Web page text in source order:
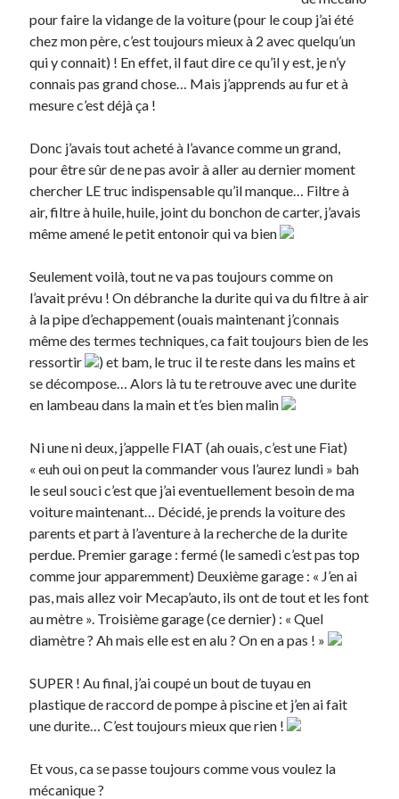
Derniers articles
Proxae ou comment prouver que vous aviez cette idée avant tout le
monde
La Mesa Ya! ou comment trouver un bon restaurant sur la Costa Blanca
protonURL ou comment partager des mots de passe ou informations
confidentielles de façon sécurisée ?
Corriger l’erreur « ‘ps_tablename’ doesn’t exist » sur PrestaShop avec
Suivez-moi :)
pour faire la vidange de la voiture (pour le coup j’ai été
chez mon père, c’est toujours mieux à 2 avec quelqu’un
qui y connait) ! En effet, il faut dire ce qu’il y est, je n’y
connais pas grand chose… Mais j’apprends au fur et à
mesure c’est déjà ça !
Donc j’avais tout acheté à l’avance comme un grand,
pour être sûr de ne pas avoir à aller au dernier moment
chercher LE truc indispensable qu’il manque… Filtre à
air, filtre à huile, huile, joint du bonchon de carter, j’avais
même amené le petit entonoir qui va bien
Seulement voilà, tout ne va pas toujours comme on
l’avait prévu ! On débranche la durite qui va du filtre à air
à la pipe d’echappement (ouais maintenant j’connais
même des termes techniques, ca fait toujours bien de les
ressortir
) et bam, le truc il te reste dans les mains et
se décompose… Alors là tu te retrouve avec une durite
en lambeau dans la main et t’es bien malin
Ni une ni deux, j’appelle FIAT (ah ouais, c’est une Fiat)
« euh oui on peut la commander vous l’aurez lundi » bah
le seul souci c’est que j’ai eventuellement besoin de ma
voiture maintenant… Décidé, je prends la voiture des
parents et part à l’aventure à la recherche de la durite
perdue. Premier garage : fermé (le samedi c’est pas top
comme jour apparemment) Deuxième garage : « J’en ai
pas, mais allez voir Mecap’auto, ils ont de tout et les font
au mètre ». Troisième garage (ce dernier) : « Quel
diamètre ? Ah mais elle est en alu ? On en a pas ! »
SUPER ! Au final, j’ai coupé un bout de tuyau en
plastique de raccord de pompe à piscine et j’en ai fait
une durite… C’est toujours mieux que rien !
Et vous, ca se passe toujours comme vous voulez la
mécanique ?